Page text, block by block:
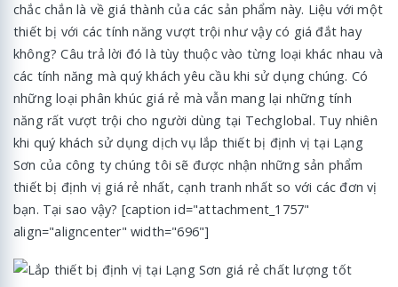
chắc chắn là về giá thành của các sản phẩm này. Liệu với một
thiết bị với các tính năng vượt trội như vậy có giá đắt hay
không? Câu trả lời đó là tùy thuộc vào từng loại khác nhau và
các tính năng mà quý khách yêu cầu khi sử dụng chúng. Có
những loại phân khúc giá rẻ mà vẫn mang lại những tính
năng rất vượt trội cho người dùng tại Techglobal. Tuy nhiên
khi quý khách sử dụng dịch vụ lắp thiết bị định vị tại Lạng
Sơn của công ty chúng tôi sẽ được nhận những sản phẩm
thiết bị định vị giá rẻ nhất, cạnh tranh nhất so với các đơn vị
bạn. Tại sao vậy? [caption id="attachment_1757"
align="aligncenter" width="696"]